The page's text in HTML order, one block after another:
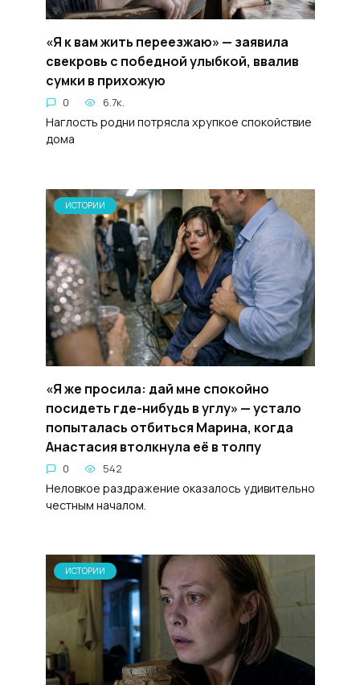
«Я к вам жить переезжаю» — заявила
свекровь с победной улыбкой, ввалив
сумки в прихожую
0 6.7к.
Наглость родни потрясла хрупкое спокойствие
дома
ИСТОРИИ
«Я же просила: дай мне спокойно
посидеть где-нибудь в углу» — устало
попыталась отбиться Марина, когда
Анастасия втолкнула её в толпу
0 542
Неловкое раздражение оказалось удивительно
честным началом.
ИСТОРИИ